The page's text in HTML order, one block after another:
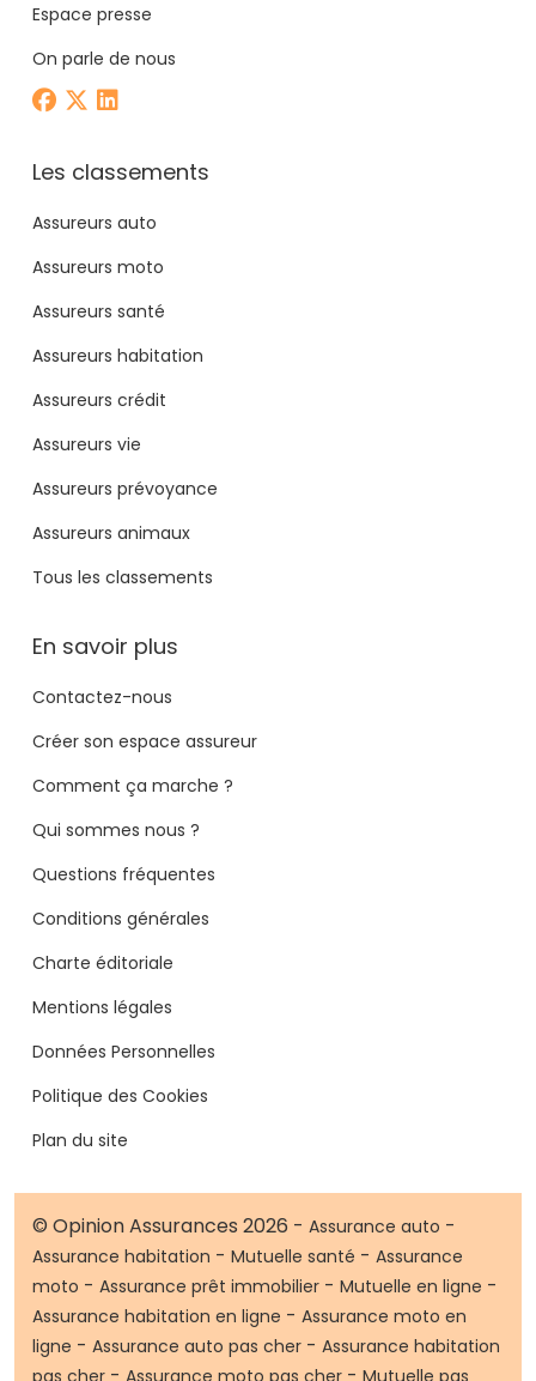
Espace presse
On parle de nous
Les classements
Assureurs auto
Assureurs moto
Assureurs santé
Assureurs habitation
Assureurs crédit
Assureurs vie
Assureurs prévoyance
Assureurs animaux
Tous les classements
En savoir plus
Contactez-nous
Créer son espace assureur
Comment ça marche ?
Qui sommes nous ?
Questions fréquentes
Conditions générales
Charte éditoriale
Mentions légales
Données Personnelles
Politique des Cookies
Plan du site
© Opinion Assurances 2026 - Assurance auto -
Assurance habitation - Mutuelle santé - Assurance
moto - Assurance prêt immobilier - Mutuelle en ligne -
Assurance habitation en ligne - Assurance moto en
ligne - Assurance auto pas cher - Assurance habitation
pas cher - Assurance moto pas cher - Mutuelle pas